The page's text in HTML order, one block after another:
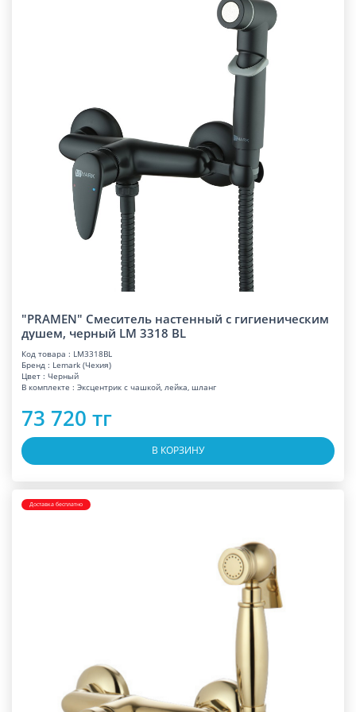
"PRAMEN" Смеситель настенный с гигиеническим
душем, черный LM 3318 BL
Код товара : LM3318BL
Бренд : Lemark (Чехия)
Цвет : Черный
В комплекте : Эксцентрик с чашкой, лейка, шланг
73 720 тг
В КОРЗИНУ
Доставка бесплатно